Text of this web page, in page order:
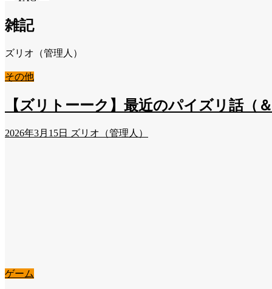
雑記
ズリオ（管理人）
その他
【ズリトーーク】最近のパイズリ話（
2026年3月15日 ズリオ（管理人）
ゲーム